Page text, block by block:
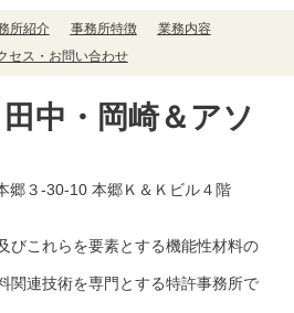
所紹介 事務所特徴
業務内容
セス・お問い合わせ
中・岡崎＆アソ
郷３-30-10 本郷Ｋ＆Ｋビル４階
びこれらを要素とする機能性材料の
関連技術を専門とする特許事務所で